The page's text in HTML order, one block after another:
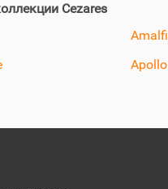
Cezares
Amalfi
Apollo